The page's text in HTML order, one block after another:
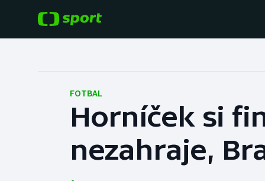
Hokej
Tenis
Baseball a softbal
Basketbal
FOTBAL
Horníček si
nezahraje,